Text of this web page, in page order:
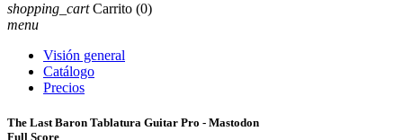
shopping_cart Carrito (0)
menu
Visión general
Catálogo
Precios
The Last Baron Tablatura Guitar Pro - Mastodon
Full Score